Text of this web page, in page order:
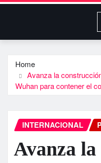
Home
Avanza la
Wuhan para contener el
INTERNACIONAL
Avanza la